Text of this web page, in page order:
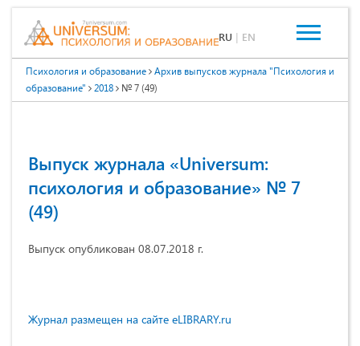
RU | EN
Психология и образование
Архив выпусков журнала "Психология и
образование"
2018 № 7 (49)
Выпуск журнала «Universum:
психология и образование» № 7
(49)
Выпуск опубликован 08.07.2018 г.
Журнал размещен на сайте eLIBRARY.ru